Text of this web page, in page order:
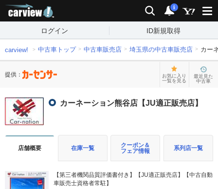
検索 通知
i
ログイン ID新規取得
carview! 中古車トップ 中古車販売店 埼玉県の中古車販売店 カー
提供：
お気に入り
一覧を見る
最近見た
中古車
カーネーション熊谷店【JU適正販売店】
店舗概要 在庫一覧
クーポン＆
フェア情報
系列店一覧
【第三者機関品質評価書付き】【JU適正販売店】【中古自動
車販売士資格者常駐】